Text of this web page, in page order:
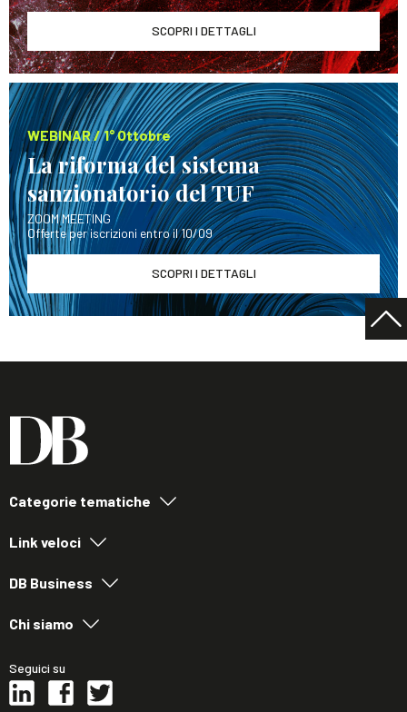
SCOPRI I DETTAGLI
WEBINAR / 1° Ottobre
La riforma del sistema
sanzionatorio del TUF
ZOOM MEETING
Offerte per iscrizioni entro il 10/09
SCOPRI I DETTAGLI
Categorie tematiche
Link veloci
DB Business
Chi siamo
Seguici su